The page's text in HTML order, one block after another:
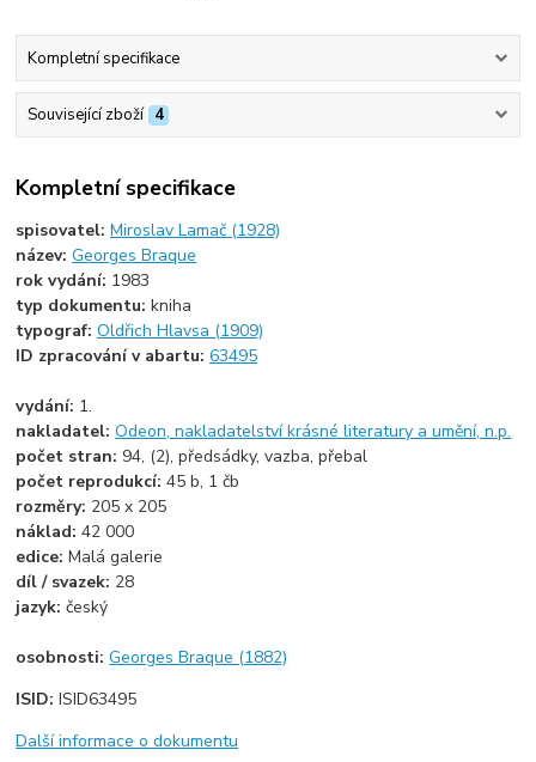
Kompletní specifikace
Související zboží 4
Kompletní specifikace
spisovatel:Miroslav Lamač (1928)
název:Georges Braque
rok vydání: 1983
typ dokumentu:kniha
typograf:Oldřich Hlavsa (1909)
ID zpracování v abartu:63495
vydání: 1.
nakladatel:Odeon, nakladatelství krásné literatury a umění, n.p.
počet stran: 94, (2), předsádky, vazba, přebal
počet reprodukcí:45 b, 1 čb
rozměry: 205 x 205
náklad:42 000
edice:Malá galerie
díl / svazek: 28
jazyk:český
osobnosti:Georges Braque (1882)
ISID:ISID63495
Další informace o dokumentu